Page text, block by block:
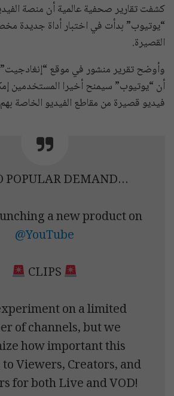
كشفت تقارير صحفية عالمية أن منصة
“يوتيوب” بدأت في اختبار أداة جديدة
القصيرة.
وأوضح تقرير منشور في موقع
أن “يوتيوب” سيمنح أخيرا المستخدمين
فيديو قصيرة من مقاطع الفيديو الخاصة
POPULAR DEMAND…
a new product on
@YouTube
CLIPS
on a limited
of channels, but we
how important this
Viewers, Creators, and
for both Live and VOD!